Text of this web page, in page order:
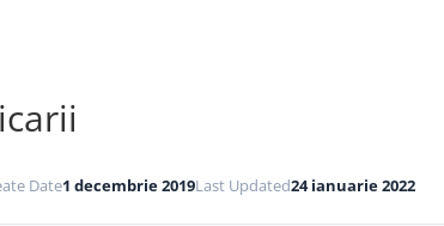
Date1 decembrie 2019Last Updated24 ianuarie 2022